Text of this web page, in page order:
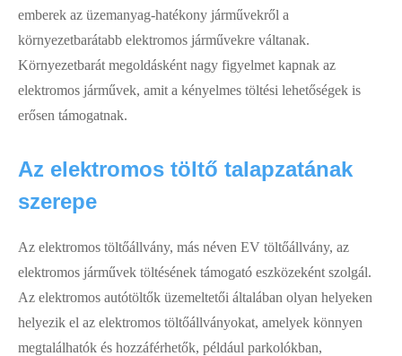
emberek az üzemanyag-hatékony járművekről a
környezetbarátabb elektromos járművekre váltanak.
Környezetbarát megoldásként nagy figyelmet kapnak az
elektromos járművek, amit a kényelmes töltési lehetőségek is
erősen támogatnak.
Az elektromos töltő talapzatának
szerepe
Az elektromos töltőállvány, más néven EV töltőállvány, az
elektromos járművek töltésének támogató eszközeként szolgál.
Az elektromos autótöltők üzemeltetői általában olyan helyeken
helyezik el az elektromos töltőállványokat, amelyek könnyen
megtalálhatók és hozzáférhetők, például parkolókban,